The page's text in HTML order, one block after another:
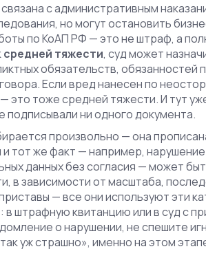
садминистративным
но могут остановить
по КоАП РФ — это не штраф, а
средней тяжести, суд может
обязательств,обязанностей
. Если вред нанесен по
это тоже средней тяжести. И тут
подписывали ни одного документа.
произвольно — она
тот же факт — например,
данных без согласия — может
в зависимости от масштаба,
— все они используют эти
в штрафную квитанцию или в суд с
о нарушении, не спешите
уж страшно», именно на этом